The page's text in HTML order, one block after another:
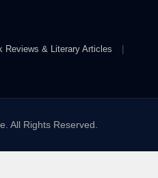
Reviews & Literary Articles
All Rights Reserved.